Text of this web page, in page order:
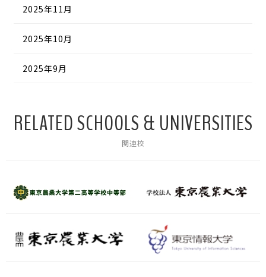
2025年11月
2025年10月
2025年9月
RELATED SCHOOLS & UNIVERSITIES
関連校